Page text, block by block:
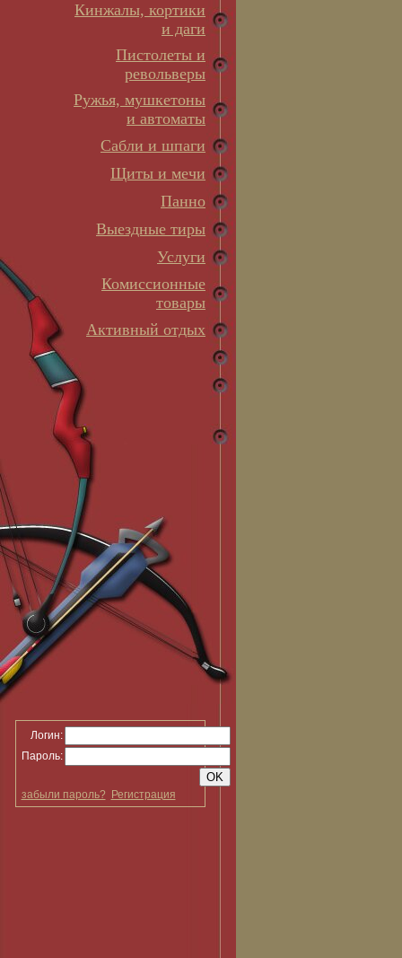
Кинжалы, кортики
и даги
Пистолеты и
револьверы
Ружья, мушкетоны
и автоматы
Сабли и шпаги
Щиты и мечи
Панно
Выездные тиры
Услуги
Комиссионные
товары
Активный отдых
Логин:
Пароль:
забыли пароль? Регистрация